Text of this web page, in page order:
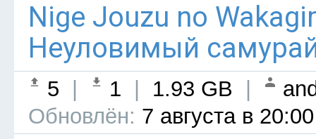
Nige Jouzu no
Неуловимый
5 1 1.93 GB
Обновлён: 7 августа в 20:00